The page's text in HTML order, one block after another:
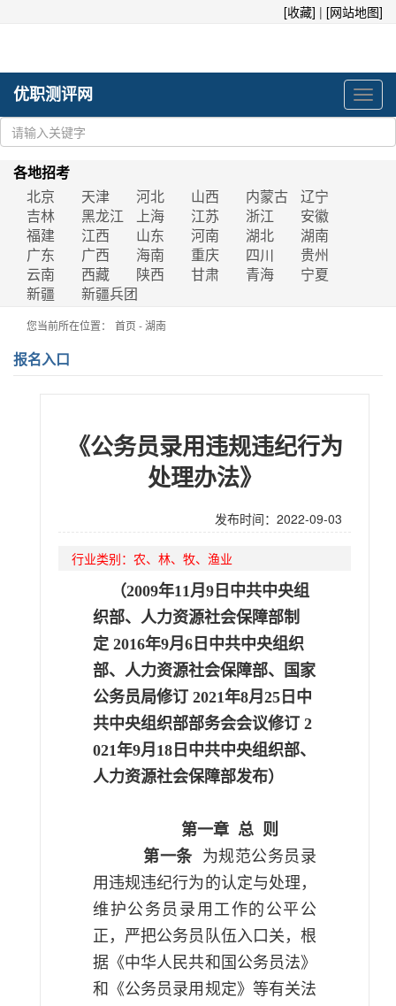
[收藏] | [网站地图]
优职测评网
各地招考
北京
天津 河北 山西 内蒙古
辽宁
吉林
黑龙江 上海 江苏 浙江
安徽
福建
江西 山东 河南 湖北
湖南
广东
广西 海南 重庆 四川
贵州
云南
西藏 陕西 甘肃 青海
宁夏
新疆
新疆兵团
您当前所在位置： 首页-湖南
报名入口
《公务员录用违规违纪行为
处理办法》
发布时间：2022-09-03
行业类别： 农、林、牧、渔业
（2009年11月 9 日中共中央组
织部、人力资源社会保障部制
定 2016年9月 6 日中共中央组织
部、人力资源社会保障部、国家
公务员局修订 2021年8月 25 日中
共中央组织部部务会会议修订 2
021年9月 18 日中共中央组织部、
人力资源社会保障部发布）
第一章 总 则
第一条
为规范公务员录
用违规违纪行为的认定与处理，
维护公务员录用工作的公平公
正，严把公务员队伍入口关，根
据《中华人民共和国公务员法》
和《公务员录用规定》等有关法